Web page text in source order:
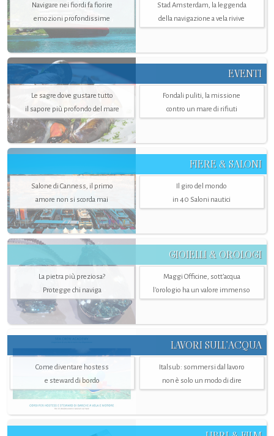
Navigare nei fiordi fa fiorire
emozioni profondissime
Stad Amsterdam, la leggenda
della navigazione a vela rivive
EVENTI
Le sagre dove gustare tutto
il sapore più profondo del mare
Fondali puliti, la missione
contro un mare di rifiuti
FIERE & SALONI
Salone di Canness, il primo
amore non si scorda mai
Il giro del mondo
in 40 Saloni nautici
GIOIELLI & OROLOGI
La pietra più preziosa?
Protegge chi naviga
Maggi Officine, sott’acqua
l'orologio ha un valore immenso
LAVORI SULL’ACQUA
Come diventare hostess
e steward di bordo
Italsub: sommersi dal lavoro
non è solo un modo di dire